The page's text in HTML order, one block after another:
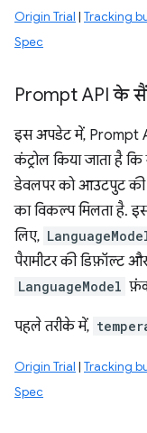
Origin Trial | Tracking
Spec
Prompt API के
इस अपडेट में, Prompt
कंट्रोल किया जाता है
डेवलपर को आउटपुट की
का विकल्प मिलता है.
लिए,
पैरामीटर की डिफ़ॉल्ट
LanguageModel
पहले तरीके में,
Origin Trial | Tracking
Spec